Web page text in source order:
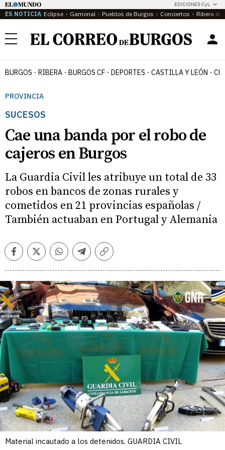
EDICIONES CyL
ES NOTICIA Eclipse Gamonal Pueblos de Burgos Conciertos Ribera del
Menú
BURGOS RIBERA BURGOS CF DEPORTES CASTILLA Y LEÓN
PROVINCIA
SUCESOS
Cae una banda por el robo de
cajeros en Burgos
La Guardia Civil les atribuye un total de 33
robos en bancos de zonas rurales y
cometidos en 21 provincias españolas /
También actuaban en Portugal y Alemania
FacebookTwitterWhatsappTelegramCopiar
Material incautado a los detenidos. GUARDIA CIVIL